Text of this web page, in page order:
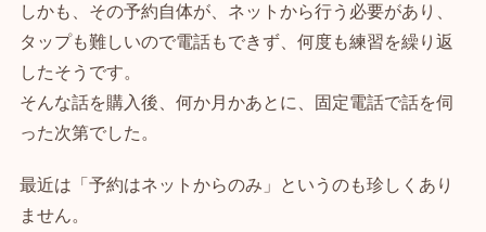
しかも、その予約自体が、ネットから行う必要があり、
タップも難しいので電話もできず、何度も練習を繰り返
したそうです。
そんな話を購入後、何か月かあとに、固定電話で話を伺
った次第でした。
最近は「予約はネットからのみ」というのも珍しくあり
ません。